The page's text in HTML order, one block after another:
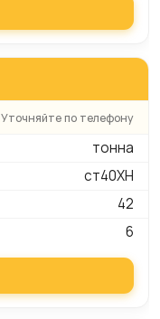
Уточняйте по телефону
тонна
ст40ХН
42
6